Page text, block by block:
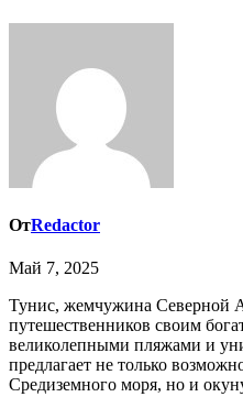
ОтRedactor
Май 7, 2025
Тунис, жемчужина Северной Африки, манит
путешественников своим
великолепными пляжами и
предлагает не только
Средиземного моря, но и